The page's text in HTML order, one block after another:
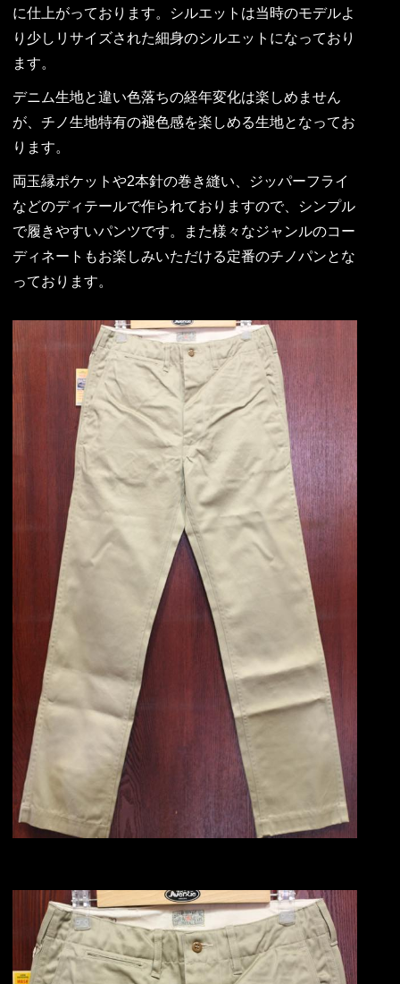
に仕上がっております。シルエットは当時のモデルよ
り少しリサイズされた細身のシルエットになっており
ます。
デニム生地と違い色落ちの経年変化は楽しめません
が、チノ生地特有の褪色感を楽しめる生地となってお
ります。
両玉縁ポケットや2本針の巻き縫い、ジッパーフライ
などのディテールで作られておりますので、シンプル
で履きやすいパンツです。また様々なジャンルのコー
ディネートもお楽しみいただける定番のチノパンとな
っております。